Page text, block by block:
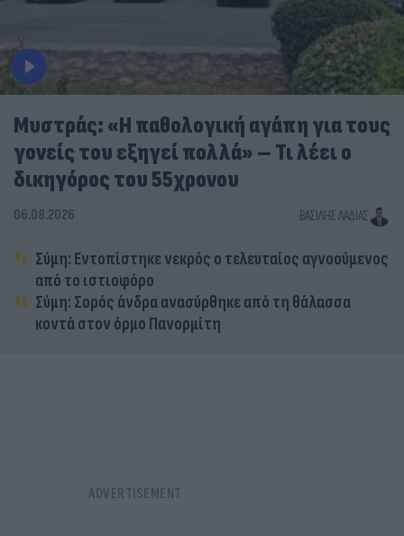
Μυστράς: «Η παθολογική αγάπη για τους
γονείς του εξηγεί πολλά» – Τι λέει ο
δικηγόρος του 55χρονου
06.08.2026 ΒΑΣΊΛΗΣ ΛΑΔΙΆΣ
Σύμη: Εντοπίστηκε νεκρός ο τελευταίος αγνοούμενος
από το ιστιοφόρο
Σύμη: Σορός άνδρα ανασύρθηκε από τη θάλασσα
κοντά στον όρμο Πανορμίτη